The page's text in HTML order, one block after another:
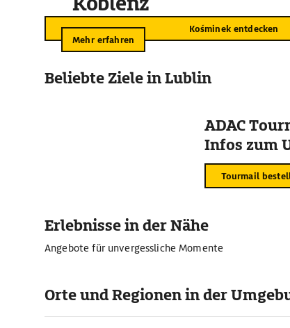
Kośminek entdecken
Mehr erfahren
Beliebte Ziele in Lublin
ADAC
Infos zum
Tourmail
Erlebnisse in der Nähe
Angebote für unvergessliche Momente
Orte und Regionen in der